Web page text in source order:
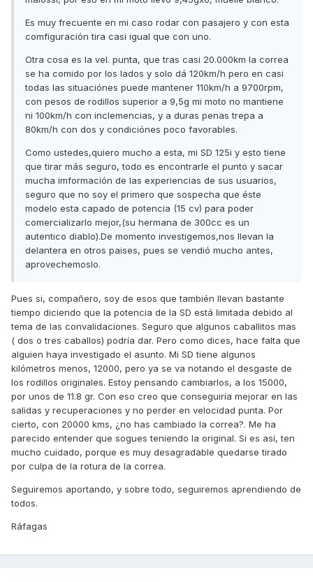
Es muy frecuente en mi caso rodar con pasajero y con esta
comfiguración tira casi igual que con uno.
Otra cosa es la vel. punta, que tras casi 20.000km la correa
se ha comido por los lados y solo dá 120km/h pero en casi
todas las situaciónes puede mantener 110km/h a 9700rpm,
con pesos de rodillos superior a 9,5g mi moto no mantiene
ni 100km/h con inclemencias, y a duras penas trepa a
80km/h con dos y condiciónes poco favorables.
Como ustedes,quiero mucho a esta, mi SD 125i y esto tiene
que tirar más seguro, todo es encontrarle el punto y sacar
mucha imformación de las experiencias de sus usuarios,
seguro que no soy el primero que sospecha que éste
modelo esta capado de potencia (15 cv) para poder
comercializarlo mejor,(su hermana de 300cc es un
autentico diablo).De momento investigemos,nos llevan la
delantera en otros paises, pues se vendió mucho antes,
aprovechemoslo.
Pues si, compañero, soy de esos que también llevan bastante
tiempo diciendo que la potencia de la SD está limitada debido al
tema de las convalidaciones. Seguro que algunos caballitos mas
( dos o tres caballos) podría dar. Pero como dices, hace falta que
alguien haya investigado el asunto. Mi SD tiene algunos
kilómetros menos, 12000, pero ya se va notando el desgaste de
los rodillos originales. Estoy pensando cambiarlos, a los 15000,
por unos de 11.8 gr. Con eso creo que conseguiría mejorar en las
salidas y recuperaciones y no perder en velocidad punta. Por
cierto, con 20000 kms, ¿no has cambiado la correa?. Me ha
parecido entender que sogues teniendo la original. Si es así, ten
mucho cuidado, porque es muy desagradable quedarse tirado
por culpa de la rotura de la correa.
Seguiremos aportando, y sobre todo, seguiremos aprendiendo de
todos.
Ráfagas